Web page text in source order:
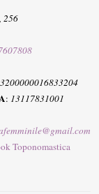
256
: 13117831001
Toponomastica